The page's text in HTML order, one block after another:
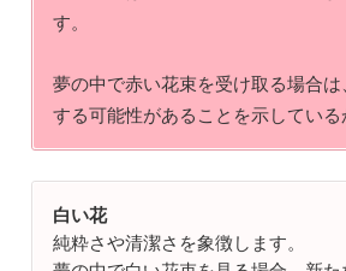
す。
夢の中で赤い花束を受け取る場合
する可能性があることを示している
白い花
純粋さや清潔さを象徴します。